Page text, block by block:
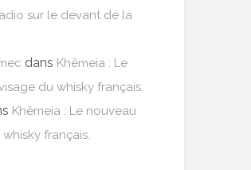
sur le devant de la
dans Khêmeia : Le
du whisky français.
Khêmeia : Le nouveau
français.